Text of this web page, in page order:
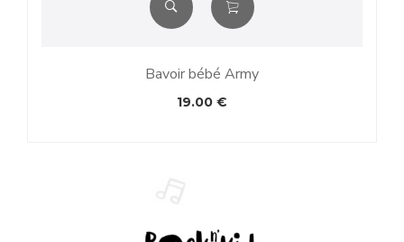
Bavoir bébé Army
19.00 €